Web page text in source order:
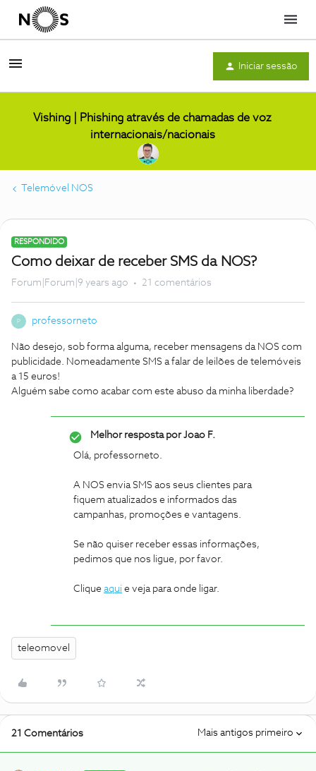
Menu
Iniciar sessão
Vishing | Phishing através de chamadas de voz
internacionais/nacionais
Telemóvel NOS
RESPONDIDO
Como deixar de receber SMS da NOS?
Forum|Forum|9 years ago 21 comentários
P professorneto
Não desejo, sob forma alguma, receber mensagens da NOS com
publicidade. Nomeadamente SMS a falar de leilões de telemóveis
a 15 euros!
Alguém sabe como acabar com este abuso da minha liberdade?
Melhor resposta porJoao F.
Olá, professorneto.
A NOS envia SMS aos seus clientes para
fiquem atualizados e informados das
campanhas, promoções e vantagens.
Se não quiser receber essas informações,
pedimos que nos ligue, por favor.
Clique aqui e veja para onde ligar.
teleomovel
21 Comentários Mais antigos primeiro